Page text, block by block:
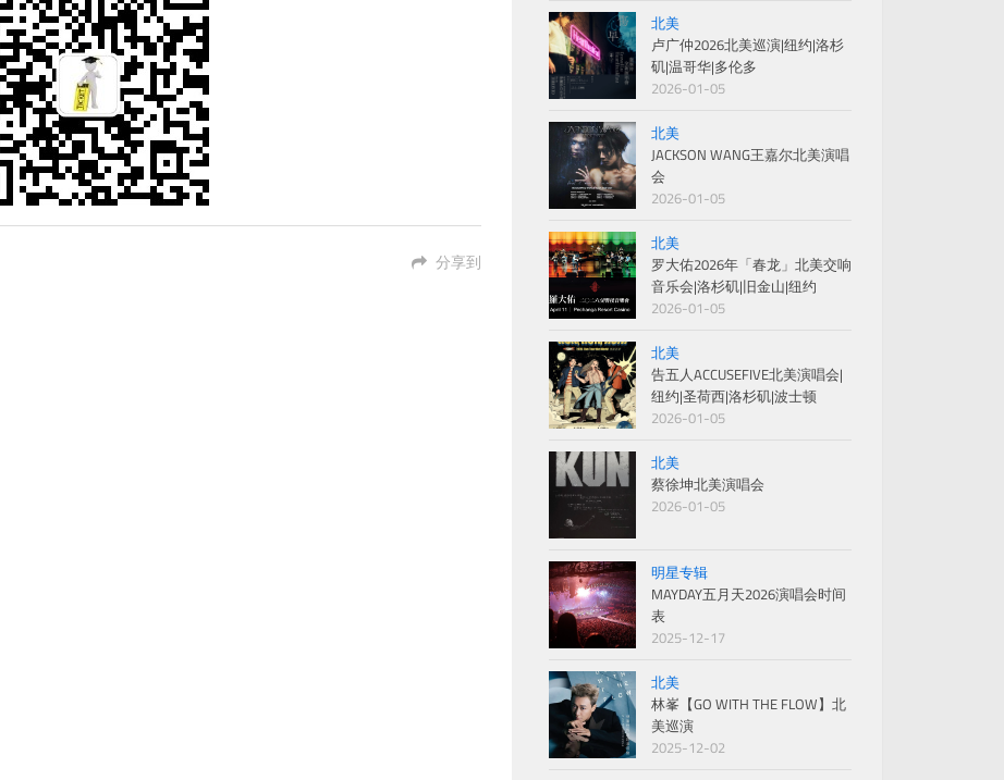
分享到
北美
卢广仲2026北美巡演|纽约|洛杉
矶|温哥华|多伦多
2026-01-05
北美
JACKSON WANG王嘉尔北美演唱
会
2026-01-05
北美
罗大佑2026年「春龙」北美交响
音乐会|洛杉矶|旧金山|纽约
2026-01-05
北美
告五人ACCUSEFIVE北美演唱会|
纽约|圣荷西|洛杉矶|波士顿
2026-01-05
北美
蔡徐坤北美演唱会
2026-01-05
明星专辑
MAYDAY五月天2026演唱会时间
表
2025-12-17
北美
林峯【GO WITH THE FLOW】北
美巡演
2025-12-02